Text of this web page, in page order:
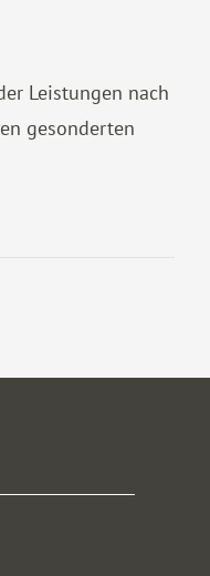
Leistungen nach
gesonderten